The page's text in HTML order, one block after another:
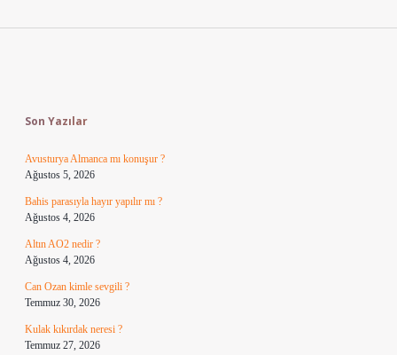
Son Yazılar
Avusturya Almanca mı konuşur ?
Ağustos 5, 2026
Bahis parasıyla hayır yapılır mı ?
Ağustos 4, 2026
Altın AO2 nedir ?
Ağustos 4, 2026
Can Ozan kimle sevgili ?
Temmuz 30, 2026
Kulak kıkırdak neresi ?
Temmuz 27, 2026